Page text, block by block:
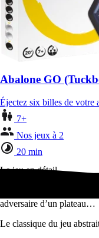
Abalone GO
Éjectez six billes de votre
7+
Nos jeux à 2
20 min
Le jeu en détail
Le classique du jeu
adversaire d’un plateau…
Le classique du jeu